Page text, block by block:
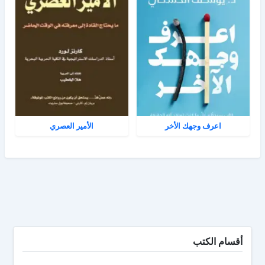
اعرف وجهك الأخر الأمير العصري
أقسام الكتب